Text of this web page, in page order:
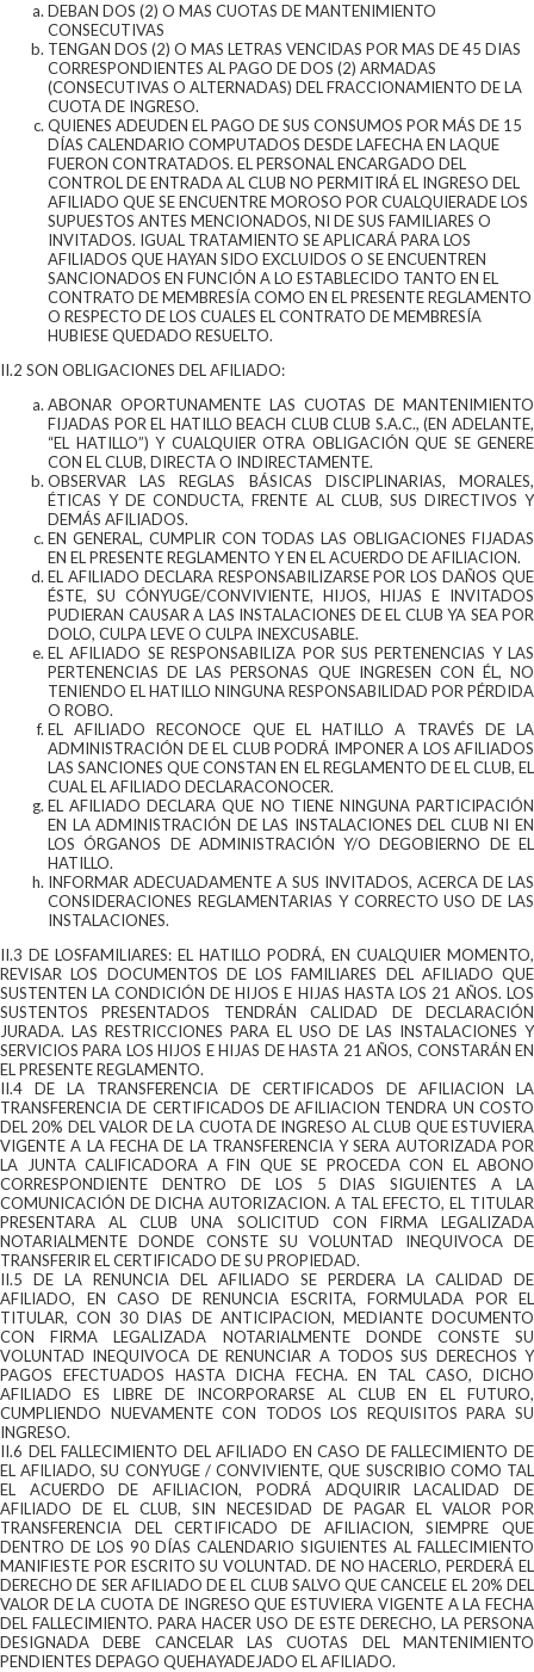
DEBAN DOS (2) O MAS CUOTAS DE MANTENIMIENTO
CONSECUTIVAS
TENGAN DOS (2) O MAS LETRAS VENCIDAS POR MAS DE 45 DIAS
CORRESPONDIENTES AL PAGO DE DOS (2) ARMADAS
(CONSECUTIVAS O ALTERNADAS) DEL FRACCIONAMIENTO DE LA
CUOTA DE INGRESO.
QUIENES ADEUDEN EL PAGO DE SUS CONSUMOS POR MÁS DE 15
DÍAS CALENDARIO COMPUTADOS DESDE LAFECHA EN LAQUE
FUERON CONTRATADOS. EL PERSONAL ENCARGADO DEL
CONTROL DE ENTRADA AL CLUB NO PERMITIRÁ EL INGRESO DEL
AFILIADO QUE SE ENCUENTRE MOROSO POR CUALQUIERADE LOS
SUPUESTOS ANTES MENCIONADOS, NI DE SUS FAMILIARES O
INVITADOS. IGUAL TRATAMIENTO SE APLICARÁ PARA LOS
AFILIADOS QUE HAYAN SIDO EXCLUIDOS O SE ENCUENTREN
SANCIONADOS EN FUNCIÓN A LO ESTABLECIDO TANTO EN EL
CONTRATO DE MEMBRESÍA COMO EN EL PRESENTE REGLAMENTO
O RESPECTO DE LOS CUALES EL CONTRATO DE MEMBRESÍA
HUBIESE QUEDADO RESUELTO.
II.2 SON OBLIGACIONES DEL AFILIADO:
ABONAR OPORTUNAMENTE LAS CUOTAS DE MANTENIMIENTO
FIJADAS POR EL HATILLO BEACH CLUB CLUB S.A.C., (EN ADELANTE,
“EL HATILLO”) Y CUALQUIER OTRA OBLIGACIÓN QUE SE GENERE
CON EL CLUB, DIRECTA O INDIRECTAMENTE.
OBSERVAR LAS REGLAS BÁSICAS DISCIPLINARIAS, MORALES,
ÉTICAS Y DE CONDUCTA, FRENTE AL CLUB, SUS DIRECTIVOS Y
DEMÁS AFILIADOS.
EN GENERAL, CUMPLIR CON TODAS LAS OBLIGACIONES FIJADAS
EN EL PRESENTE REGLAMENTO Y EN EL ACUERDO DE AFILIACION.
EL AFILIADO DECLARA RESPONSABILIZARSE POR LOS DAÑOS QUE
ÉSTE, SU CÓNYUGE/CONVIVIENTE, HIJOS, HIJAS E INVITADOS
PUDIERAN CAUSAR A LAS INSTALACIONES DE EL CLUB YA SEA POR
DOLO, CULPA LEVE O CULPA INEXCUSABLE.
EL AFILIADO SE RESPONSABILIZA POR SUS PERTENENCIAS Y LAS
PERTENENCIAS DE LAS PERSONAS QUE INGRESEN CON ÉL, NO
TENIENDO EL HATILLO NINGUNA RESPONSABILIDAD POR PÉRDIDA
O ROBO.
EL AFILIADO RECONOCE QUE EL HATILLO A TRAVÉS DE LA
ADMINISTRACIÓN DE EL CLUB PODRÁ IMPONER A LOS AFILIADOS
LAS SANCIONES QUE CONSTAN EN EL REGLAMENTO DE EL CLUB, EL
CUAL EL AFILIADO DECLARACONOCER.
EL AFILIADO DECLARA QUE NO TIENE NINGUNA PARTICIPACIÓN
EN LA ADMINISTRACIÓN DE LAS INSTALACIONES DEL CLUB NI EN
LOS ÓRGANOS DE ADMINISTRACIÓN Y/O DEGOBIERNO DE EL
HATILLO.
INFORMAR ADECUADAMENTE A SUS INVITADOS, ACERCA DE LAS
CONSIDERACIONES REGLAMENTARIAS Y CORRECTO USO DE LAS
INSTALACIONES.
II.3 DE LOSFAMILIARES: EL HATILLO PODRÁ, EN CUALQUIER MOMENTO,
REVISAR LOS DOCUMENTOS DE LOS FAMILIARES DEL AFILIADO QUE
SUSTENTEN LA CONDICIÓN DE HIJOS E HIJAS HASTA LOS 21 AÑOS. LOS
SUSTENTOS PRESENTADOS TENDRÁN CALIDAD DE DECLARACIÓN
JURADA. LAS RESTRICCIONES PARA EL USO DE LAS INSTALACIONES Y
SERVICIOS PARA LOS HIJOS E HIJAS DE HASTA 21 AÑOS, CONSTARÁN EN
EL PRESENTE REGLAMENTO.
II.4 DE LA TRANSFERENCIA DE CERTIFICADOS DE AFILIACION LA
TRANSFERENCIA DE CERTIFICADOS DE AFILIACION TENDRA UN COSTO
DEL 20% DEL VALOR DE LA CUOTA DE INGRESO AL CLUB QUE ESTUVIERA
VIGENTE A LA FECHA DE LA TRANSFERENCIA Y SERA AUTORIZADA POR
LA JUNTA CALIFICADORA A FIN QUE SE PROCEDA CON EL ABONO
CORRESPONDIENTE DENTRO DE LOS 5 DIAS SIGUIENTES A LA
COMUNICACIÓN DE DICHA AUTORIZACION. A TAL EFECTO, EL TITULAR
PRESENTARA AL CLUB UNA SOLICITUD CON FIRMA LEGALIZADA
NOTARIALMENTE DONDE CONSTE SU VOLUNTAD INEQUIVOCA DE
TRANSFERIR EL CERTIFICADO DE SU PROPIEDAD.
II.5 DE LA RENUNCIA DEL AFILIADO SE PERDERA LA CALIDAD DE
AFILIADO, EN CASO DE RENUNCIA ESCRITA, FORMULADA POR EL
TITULAR, CON 30 DIAS DE ANTICIPACION, MEDIANTE DOCUMENTO
CON FIRMA LEGALIZADA NOTARIALMENTE DONDE CONSTE SU
VOLUNTAD INEQUIVOCA DE RENUNCIAR A TODOS SUS DERECHOS Y
PAGOS EFECTUADOS HASTA DICHA FECHA. EN TAL CASO, DICHO
AFILIADO ES LIBRE DE INCORPORARSE AL CLUB EN EL FUTURO,
CUMPLIENDO NUEVAMENTE CON TODOS LOS REQUISITOS PARA SU
INGRESO.
II.6 DEL FALLECIMIENTO DEL AFILIADO EN CASO DE FALLECIMIENTO DE
EL AFILIADO, SU CONYUGE / CONVIVIENTE, QUE SUSCRIBIO COMO TAL
EL ACUERDO DE AFILIACION, PODRÁ ADQUIRIR LACALIDAD DE
AFILIADO DE EL CLUB, SIN NECESIDAD DE PAGAR EL VALOR POR
TRANSFERENCIA DEL CERTIFICADO DE AFILIACION, SIEMPRE QUE
DENTRO DE LOS 90 DÍAS CALENDARIO SIGUIENTES AL FALLECIMIENTO
MANIFIESTE POR ESCRITO SU VOLUNTAD. DE NO HACERLO, PERDERÁ EL
DERECHO DE SER AFILIADO DE EL CLUB SALVO QUE CANCELE EL 20% DEL
VALOR DE LA CUOTA DE INGRESO QUE ESTUVIERA VIGENTE A LA FECHA
DEL FALLECIMIENTO. PARA HACER USO DE ESTE DERECHO, LA PERSONA
DESIGNADA DEBE CANCELAR LAS CUOTAS DEL MANTENIMIENTO
PENDIENTES DEPAGO QUEHAYADEJADO EL AFILIADO.